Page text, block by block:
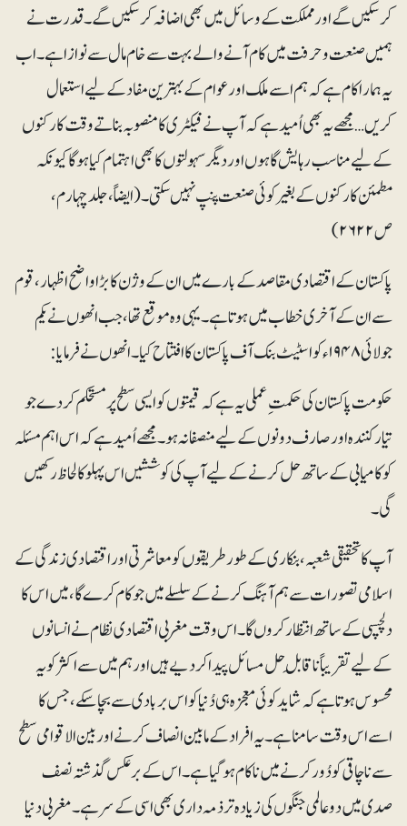
کرسکیں گے اور مملکت کے وسائل میں بھی اضافہ کرسکیں گے۔ قدرت نے
ہمیں صنعت و حرفت میں کام آنے والے بہت سے خام مال سے نوازا ہے۔ اب
یہ ہمارا کام ہے کہ ہم اسے ملک اور عوام کے بہترین مفاد کے لیے استعمال
کریں…مجھے یہ بھی اُمید ہے کہ آپ نے فیکٹری کا منصوبہ بناتے وقت کارکنوں
کے لیے مناسب رہایش گاہوں اور دیگر سہولتوں کا بھی اہتمام کیا ہوگا کیونکہ
مطمئن کارکنوں کے بغیر کوئی صنعت پنپ نہیں سکتی۔ (ایضاً، جلدچہارم،
ص۲۶۲۲)
پاکستان کے اقتصادی مقاصد کے بارے میں ان کے وژن کا بڑا واضح اظہار، قوم
سے ان کے آخری خطاب میں ہوتا ہے۔ یہی وہ موقع تھا، جب انھوں نے یکم
جولائی ۱۹۴۸ء کو اسٹیٹ بنک آف پاکستان کا افتتاح کیا۔ انھوں نے فرمایا:
حکومت پاکستان کی حکمت ِعملی یہ ہے کہ قیمتوں کو ایسی سطح پر مستحکم کردے جو
تیار کنندہ اور صارف دونوں کے لیے منصفانہ ہو۔ مجھے اُمید ہے کہ اس اہم مسئلہ
کو کامیابی کے ساتھ حل کرنے کے لیے آپ کی کوششیں اس پہلو کا لحاظ رکھیں
گی۔
آپ کا تحقیقی شعبہ، بنکاری کے طور طریقوں کو معاشرتی اور اقتصادی زندگی کے
اسلامی تصورات سے ہم آہنگ کرنے کے سلسلے میں جو کام کرے گا، میں اس کا
دلچسپی کے ساتھ انتظار کروں گا۔ اس وقت مغربی اقتصادی نظام نے انسانوں
کے لیے تقریباً ناقابلِ حل مسائل پیدا کردیے ہیں اور ہم میں سے اکثر کو یہ
محسوس ہوتا ہے کہ شاید کوئی معجزہ ہی دُنیا کو اس بربادی سے بچاسکے، جس کا
اسے اس وقت سامنا ہے۔ یہ افراد کے مابین انصاف کرنے اور بین الاقوامی سطح
سے ناچاقی کو دُورکرنے میں ناکام ہوگیا ہے۔ اس کے برعکس گذشتہ نصف
صدی میں دوعالمی جنگوں کی زیادہ تر ذمہ داری بھی اسی کے سر ہے۔ مغربی دنیا